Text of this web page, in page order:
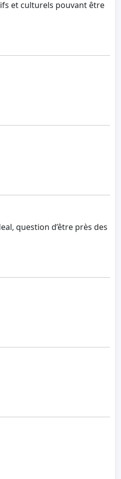
et culturels pouvant être
question d’être près des